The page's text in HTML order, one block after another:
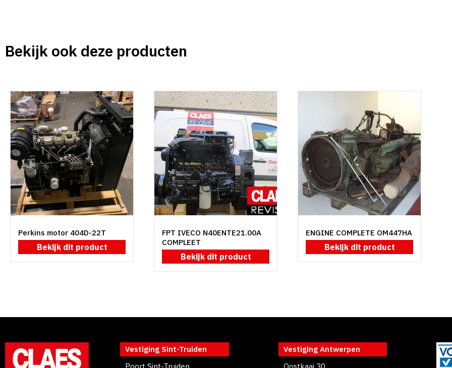
Bekijk ook deze producten
Perkins motor 404D-22T
Bekijk dit product
FPT IVECO N40ENTE21.00A
COMPLEET
Bekijk dit product
ENGINE COMPLETE OM447HA
Bekijk dit product
Vestiging Sint-Truiden
Vestiging Antwerpen